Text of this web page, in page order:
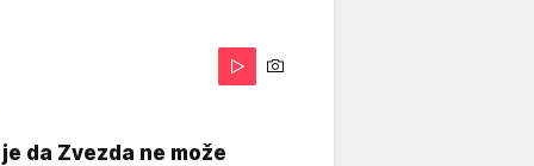
da Zvezda ne može